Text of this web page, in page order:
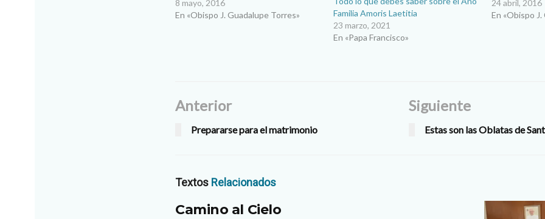
Campos/ Obispo de Ciudad Juárez Les
saludo con mucho cariño como cada
8 mayo, 2016
En «Obispo J. Guadalupe Torres»
Familia Amoris Laetitia
23 marzo, 2021
En «Papa Francisco»
sienta
vida de las
24 abril, 2016
En «Obispo
Anterior
Prepararse para el matrimonio
Siguiente
Estas son las Oblatas de
Textos Relacionados
Camino al Cielo